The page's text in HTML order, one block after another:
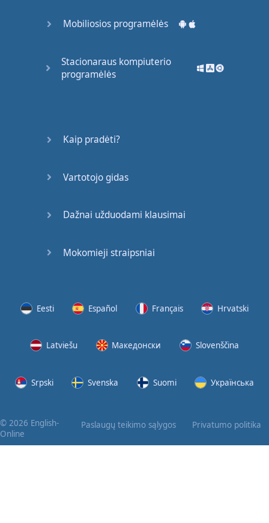
Mobiliosios programėlės
Stacionaraus kompiuterio
programėlės
Kaip pradėti?
Vartotojo gidas
Dažnai užduodami klausimai
Mokomieji straipsniai
Eesti Español Français Hrvatski
Latviešu Македонски Slovenščina
Srpski Svenska Suomi Українська
© 2026 English-
Online
Paslaugų teikimo sąlygos Privatumo politika